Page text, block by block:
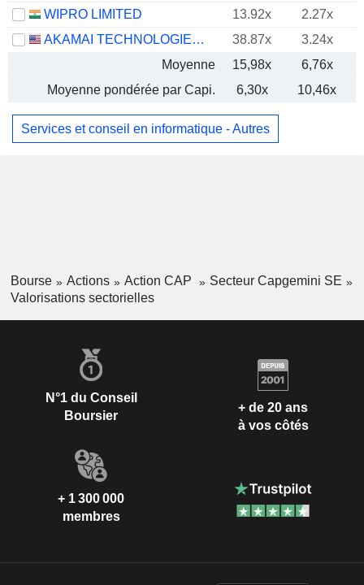
WIPRO LIMITED
13.92x
2.27x
AKAMAI TECHNOLOGIES, INC.
38.87x 3.24x
Moyenne
15,98x
6,76x
Moyenne pondérée par Capi.
6,30x 10,46x
Services et conseil en informatique - Autres
Bourse Actions Action CAP
Secteur Capgemini SE
Valorisations sectorielles
N°1 du Conseil
Boursier
+ de 20 ans
à vos côtés
+ 1 300 000
membres